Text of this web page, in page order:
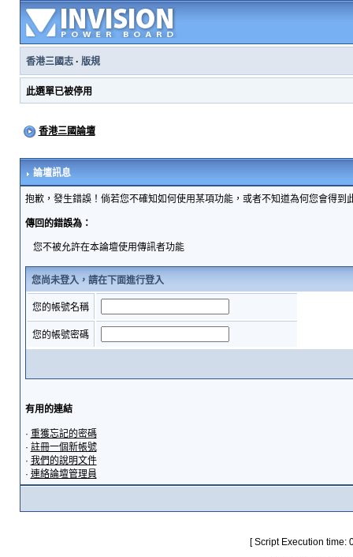
香港三國志· 版規
此選單已被停用
香港三國論壇
論壇訊息
抱歉，發生錯誤！倘若您不確知如何使用某項功能，或者不知道為何您會得
傳回的錯誤為：
您不被允許在本論壇使用傳訊者功能
您尚未登入，請在下面進行登入
您的帳號名稱
您的帳號密碼
有用的連結
· 重獲忘記的密碼
· 註冊一個新帳號
· 我們的說明文件
· 連絡論壇管理員
[ Script Execution